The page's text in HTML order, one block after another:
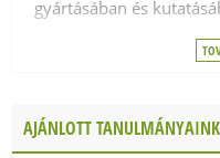
kukoricát, búzát, tej
színezőanyagot, állati
növényvédőszert és
Felhasználási javaslat:
fogyasztása javasolt.
gyártásában és
- a cég 1991-óta gyárt
- a termékek kizárólag
tartalmaznak,
AJÁNLOTT TANULMÁNYAINK